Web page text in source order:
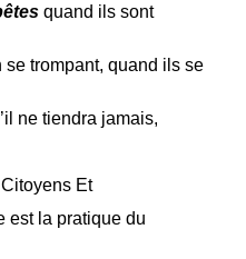
quand ils sont
trompant, quand ils se
ne tiendra jamais,
Et
la pratique du